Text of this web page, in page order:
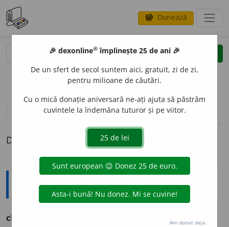
savings Donează
clear
opțiuni
definiții (1)
Definiția cu ID-ul 400456:
Arhaisme și regionalisme
cherci
🎉 dexonline® împlinește 25 de ani 🎉
De un sfert de secol suntem aici, gratuit, zi de zi,
pentru milioane de căutări.
Cu o mică donație aniversară ne-ați ajuta să păstrăm
cuvintele la îndemâna tuturor și pe viitor.
Am donat deja.